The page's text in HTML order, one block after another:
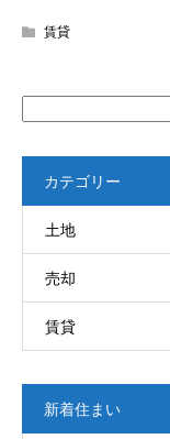
賃貸
カテゴリー
土地
売却
賃貸
新着住まい